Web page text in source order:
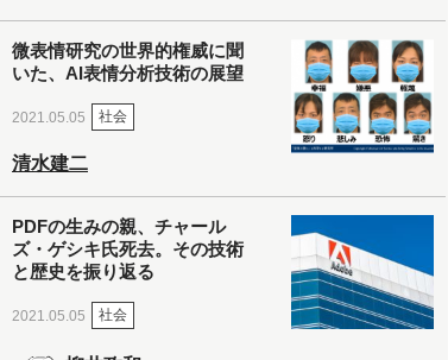
微表情研究の世界的権威に聞
いた、AI表情分析技術の展望
2021.05.05 社会
清水建二
PDFの生みの親、チャール
ズ・ゲシキ氏死去。その技術
と歴史を振り返る
2021.05.05 社会